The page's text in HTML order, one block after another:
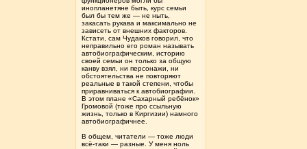
инопланетяне быть, курс семьи
был бы тем же — не ныть,
закасать рукава и максимально не
зависеть от внешних факторов.
Кстати, сам Чудаков говорил, что
неправильно его роман называть
автобиографическим, историю
своей семьи он только за общую
канву взял, ни персонажи, ни
обстоятельства не повторяют
реальные в такой степени, чтобы
приравниваться к автобиографии.
В этом плане «Сахарный ребёнок»
Громовой (тоже про ссыльную
жизнь, только в Киргизии) намного
автобиографичнее.
В общем, читатели — тоже люди
всё-таки — разные. У меня ноль